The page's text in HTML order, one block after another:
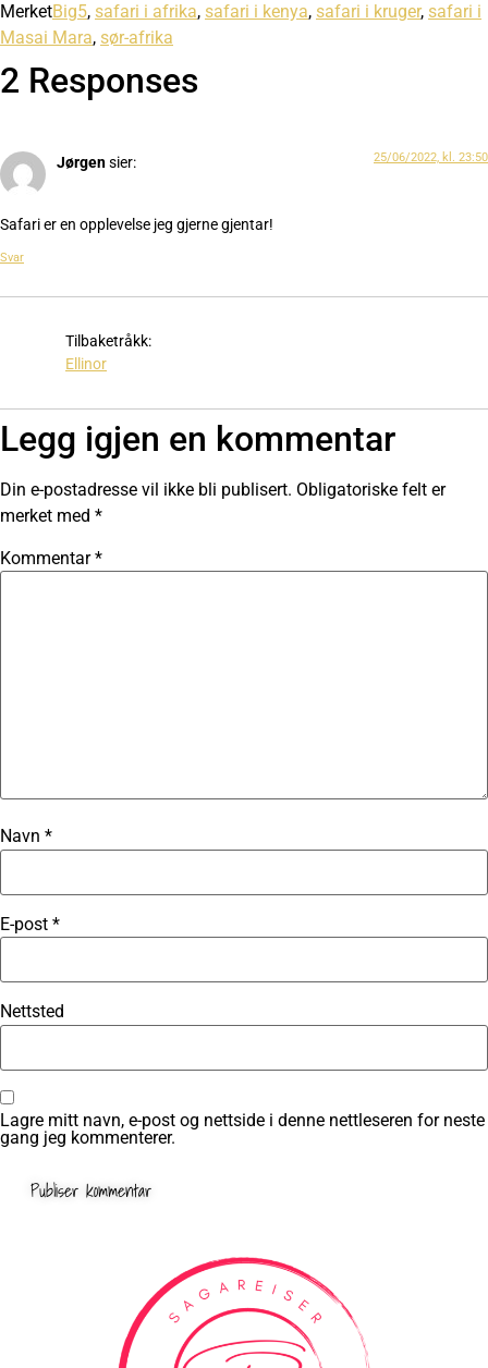
MerketBig5, safari i afrika, safari i kenya, safari i kruger, safari i
Masai Mara, sør-afrika
2 Responses
Jørgensier: 25/06/2022, kl. 23:50
Safari er en opplevelse jeg gjerne gjentar!
Svar
Tilbaketråkk:
Ellinor
Legg igjen en kommentar
Din e-postadresse vil ikke bli publisert. Obligatoriske felt er
merket med *
Kommentar*
Navn *
E-post *
Nettsted
Lagre mitt navn, e-post og nettside i denne nettleseren for neste
gang jeg kommenterer.